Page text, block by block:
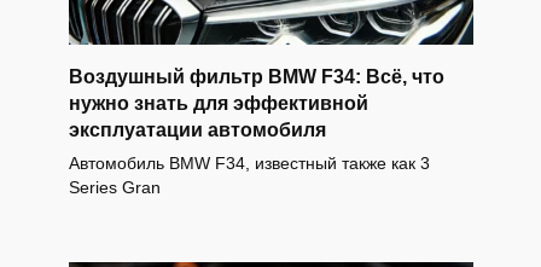
Воздушный фильтр BMW F34: Всё, что
нужно знать для эффективной
эксплуатации автомобиля
Автомобиль BMW F34, известный также как 3
Series Gran